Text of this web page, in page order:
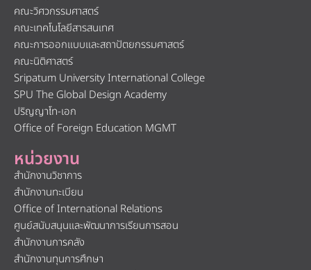
คณะวิศวกรรมศาสตร์
คณะเทคโนโลยีสารสนเทศ
คณะการออกแบบและสถาปัตยกรรมศาสตร์
คณะนิติศาสตร์
Sripatum University International College
SPU The Global Design Academy
ปริญญาโท-เอก
Office of Foreign Education MGMT
หน่วยงาน
สำนักงานวิชาการ
สำนักงานทะเบียน
Office of International Relations
ศูนย์สนับสนุนและพัฒนาการเรียนการสอน
สำนักงานการคลัง
สำนักงานทุนการศึกษา